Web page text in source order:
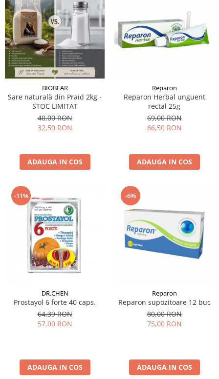
BIOBEAR
Sare naturală din Praid 2kg -
STOC LIMITAT
40,00 RON
32,50 RON
ADAUGA IN COS
Reparon
Reparon Herbal unguent
rectal 25g
69,00 RON
66,50 RON
ADAUGA IN COS
-11%
DR.CHEN
Prostayol 6 forte 40 caps.
64,39 RON
57,00 RON
ADAUGA IN COS
-6%
Reparon
Reparon supozitoare 12 buc
80,00 RON
75,00 RON
ADAUGA IN COS